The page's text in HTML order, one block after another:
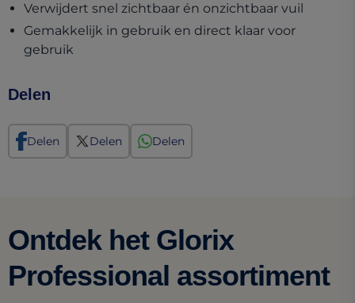
Verwijdert snel zichtbaar én onzichtbaar vuil
Gemakkelijk in gebruik en direct klaar voor
gebruik
Delen
Delen Delen Delen
Ontdek het Glorix
Professional assortiment